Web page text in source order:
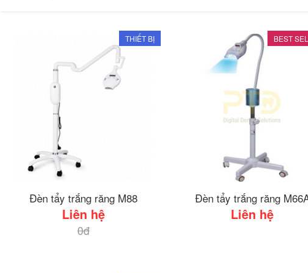
THIẾT BỊ
Đèn tẩy trắng răng M88
Liên hệ
0đ
BEST
Đèn tẩy trắng răng
Liên hệ